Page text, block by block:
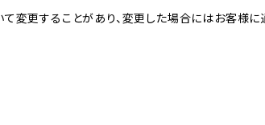
変更することがあり、変更した場合にはお客様